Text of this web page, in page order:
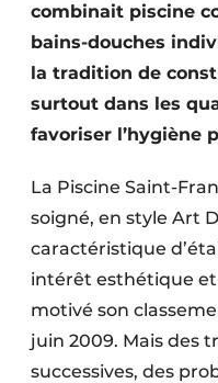
combinait piscine
bains-douches
la tradition de
surtout dans les
favoriser l’hygiène
La Piscine Saint-
soigné, en style Art
caractéristique
intérêt esthétique et
motivé son
juin 2009. Mais des
successives, des